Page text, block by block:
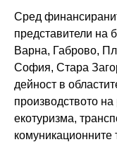
Сред
представители на
Варна, Габрово,
София, Стара
дейност в
производството
екотуризма,
комуникационните